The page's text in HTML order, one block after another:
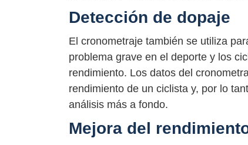
Detección de dopaje
El cronometraje también se utiliza
problema grave en el deporte y los
rendimiento. Los datos del
rendimiento de un ciclista y, por lo
análisis más a fondo.
Mejora del